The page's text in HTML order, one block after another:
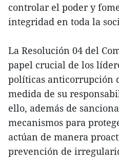
controlar el poder y
integridad en toda la
La Resolución 04 del
papel crucial de los
políticas anticorrupción
medida de su
ello, además de
mecanismos para
actúan de manera
prevención de